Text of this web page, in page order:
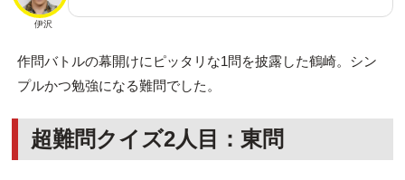
伊沢
作問バトルの幕開けにピッタリな1問を披露した鶴崎。シン
プルかつ勉強になる難問でした。
超難問クイズ2人目：東問